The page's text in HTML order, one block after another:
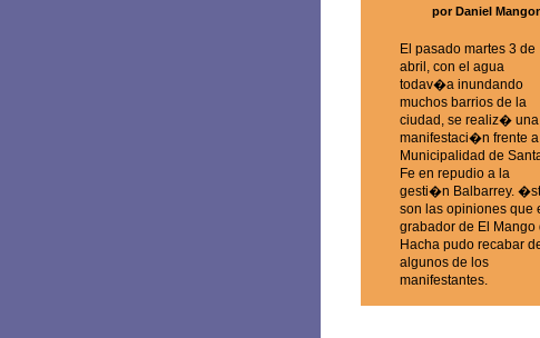
por Daniel
El pasado martes 3 de
abril, con el agua
todav�a inundando
muchos barrios de la
ciudad, se realiz� una
manifestaci�n frente
Municipalidad de
Fe en repudio a la
gesti�n Balbarrey.
son las opiniones que
grabador de El Mango
Hacha pudo recabar
algunos de los
manifestantes.